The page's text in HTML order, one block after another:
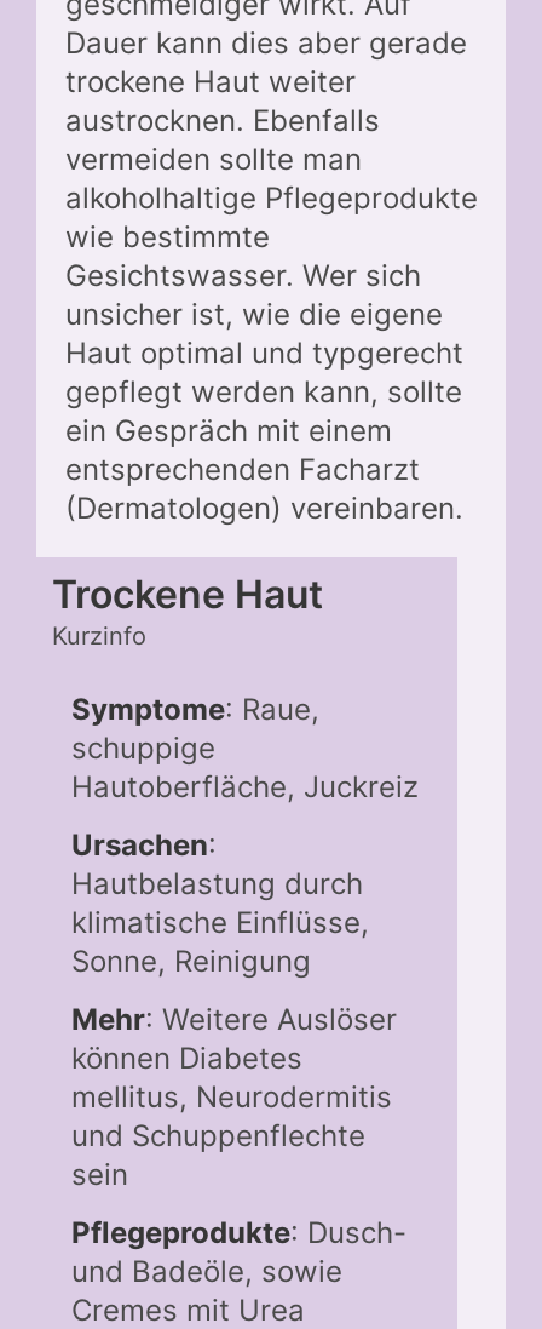
Dauer kann dies aber gerade
trockene Haut weiter
austrocknen. Ebenfalls
vermeiden sollte man
alkoholhaltige Pflegeprodukte
wie bestimmte
Gesichtswasser. Wer sich
unsicher ist, wie die eigene
Haut optimal und typgerecht
gepflegt werden kann, sollte
ein Gespräch mit einem
entsprechenden Facharzt
(Dermatologen) vereinbaren.
Trockene Haut
Kurzinfo
Symptome: Raue,
schuppige
Hautoberfläche, Juckreiz
Ursachen:
Hautbelastung durch
klimatische Einflüsse,
Sonne, Reinigung
Mehr: Weitere Auslöser
können Diabetes
mellitus, Neurodermitis
und Schuppenflechte
sein
Pflegeprodukte: Dusch-
und Badeöle, sowie
Cremes mit Urea